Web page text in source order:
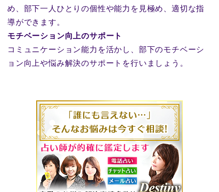
め、部下一人ひとりの個性や能力を見極め、適切な指
導ができます。
モチベーション向上のサポート
コミュニケーション能力を活かし、部下のモチベーシ
ョン向上や悩み解決のサポートを行いましょう。